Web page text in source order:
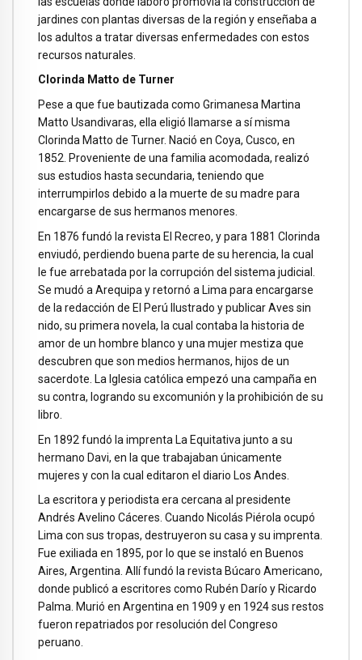
jardines con plantas diversas de la región y enseñaba a
los adultos a tratar diversas enfermedades con estos
recursos naturales.
Clorinda Matto de Turner
Pese a que fue bautizada como Grimanesa Martina
Matto Usandivaras, ella eligió llamarse a sí misma
Clorinda Matto de Turner. Nació en Coya, Cusco, en
1852. Proveniente de una familia acomodada, realizó
sus estudios hasta secundaria, teniendo que
interrumpirlos debido a la muerte de su madre para
encargarse de sus hermanos menores.
En 1876 fundó la revista El Recreo, y para 1881 Clorinda
enviudó, perdiendo buena parte de su herencia, la cual
le fue arrebatada por la corrupción del sistema judicial.
Se mudó a Arequipa y retornó a Lima para encargarse
de la redacción de El Perú Ilustrado y publicar Aves sin
nido, su primera novela, la cual contaba la historia de
amor de un hombre blanco y una mujer mestiza que
descubren que son medios hermanos, hijos de un
sacerdote. La Iglesia católica empezó una campaña en
su contra, logrando su excomunión y la prohibición de su
libro.
En 1892 fundó la imprenta La Equitativa junto a su
hermano Davi, en la que trabajaban únicamente
mujeres y con la cual editaron el diario Los Andes.
La escritora y periodista era cercana al presidente
Andrés Avelino Cáceres. Cuando Nicolás Piérola ocupó
Lima con sus tropas, destruyeron su casa y su imprenta.
Fue exiliada en 1895, por lo que se instaló en Buenos
Aires, Argentina. Allí fundó la revista Búcaro Americano,
donde publicó a escritores como Rubén Darío y Ricardo
Palma. Murió en Argentina en 1909 y en 1924 sus restos
fueron repatriados por resolución del Congreso
peruano.